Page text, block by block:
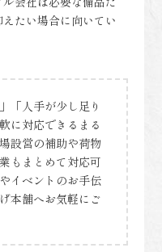
たい場合に向いてい
「人手が少し足り
に対応できるまる
設営の補助や荷物
もまとめて対応可
イベントのお手伝
本舗へお気軽にご